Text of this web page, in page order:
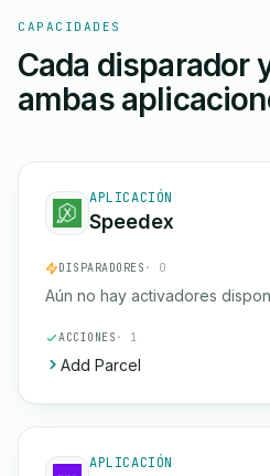
CAPACIDADES
Cada disparador
ambas
APLICACIÓN
Speedex
DISPARADORES · 0
Aún no hay activadores
ACCIONES · 1
Add Parcel
APLICACIÓN